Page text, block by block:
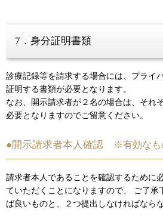
7．身分証明書類
診療記録等を請求する場合には、プライ
証明する書類が必要となります。
なお、開示請求者が２名の場合は、それ
必要となりますのでご留意ください。
●開示請求者本人確認 ※有効なも
請求者本人であることを確認するために
ていただくことになりますので、 ご了承
ば良いものと、２つ提出しなければなら